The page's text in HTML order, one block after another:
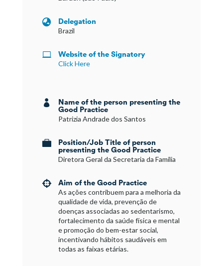
 Delegation
Brazil
 Website of the Signatory
Click Here
 Name of the person presenting the
Good Practice
Patrizia Andrade dos Santos
 Position/Job Title of person
presenting the Good Practice
Diretora Geral da Secretaria da Família
 Aim of the Good Practice
As ações contribuem para a melhoria da
qualidade de vida, prevenção de
doenças associadas ao sedentarismo,
fortalecimento da saúde física e mental
e promoção do bem-estar social,
incentivando hábitos saudáveis em
todas as faixas etárias.